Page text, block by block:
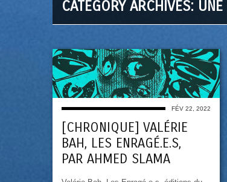
CATEGORY ARCHIVES: UNE
FÉV 22, 2022
[CHRONIQUE] VALÉRIE
BAH, LES ENRAGÉ.E.S,
PAR AHMED SLAMA